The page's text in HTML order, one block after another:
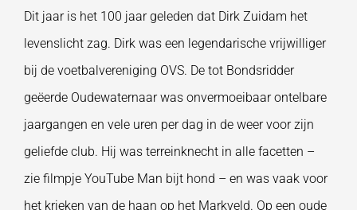
Dit jaar is het 100 jaar geleden dat Dirk Zuidam het
levenslicht zag. Dirk was een legendarische vrijwilliger
bij de voetbalvereniging OVS. De tot Bondsridder
geëerde Oudewaternaar was onvermoeibaar ontelbare
jaargangen en vele uren per dag in de weer voor zijn
geliefde club. Hij was terreinknecht in alle facetten –
zie filmpje YouTube Man bijt hond – en was vaak voor
het krieken van de haan op het Markveld. Op een oude